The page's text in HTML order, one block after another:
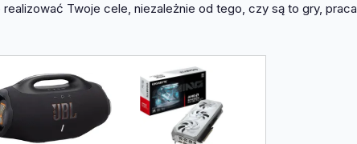
Twoje cele, niezależnie od tego, czy są to gry, praca